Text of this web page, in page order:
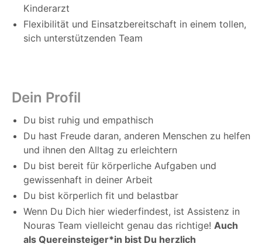
Kinderarzt
Flexibilität und Einsatzbereitschaft in einem tollen,
sich unterstützenden Team
Dein Profil
Du bist ruhig und empathisch
Du hast Freude daran, anderen Menschen zu helfen
und ihnen den Alltag zu erleichtern
Du bist bereit für körperliche Aufgaben und
gewissenhaft in deiner Arbeit
Du bist körperlich fit und belastbar
Wenn Du Dich hier wiederfindest, ist Assistenz in
Nouras Team vielleicht genau das richtige! Auch
als Quereinsteiger*in bist Du herzlich